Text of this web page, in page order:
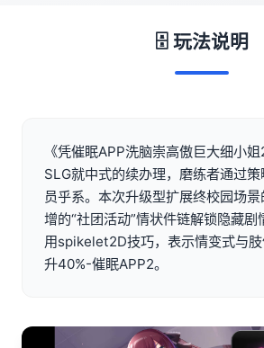
🗄️ 玩法说明
《凭催眠APP洗脑崇高傲巨大细小
SLG就中式的续办理，磨练者通过
员乎系。本次升级型扩展终校园场
增的“社团活动”情状件链解锁隐藏剧
用spikelet2D技巧，表示情变式与
升40%-催眠APP2。